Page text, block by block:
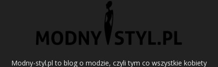
Modny-styl.pl to blog o modzie, czyli tym co wszystkie kobiety